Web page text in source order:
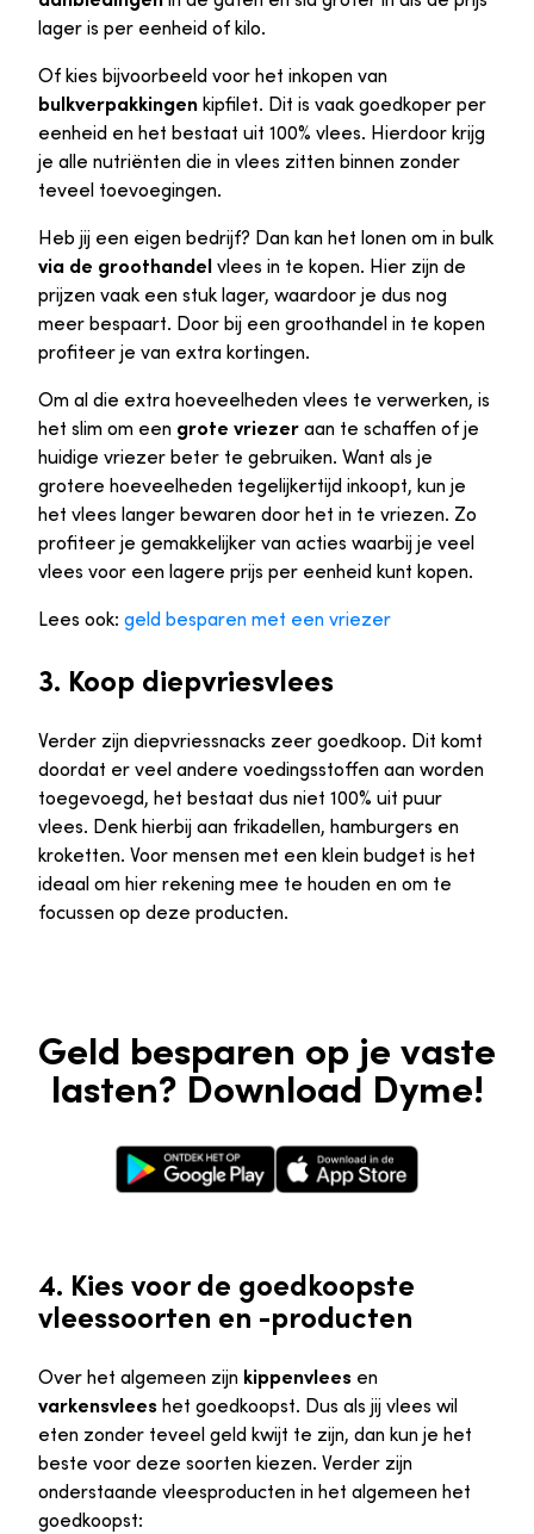
lager is per eenheid of kilo.
Of kies bijvoorbeeld voor het inkopen van
bulkverpakkingen kipfilet. Dit is vaak goedkoper per
eenheid en het bestaat uit 100% vlees. Hierdoor krijg
je alle nutriënten die in vlees zitten binnen zonder
teveel toevoegingen.
Heb jij een eigen bedrijf? Dan kan het lonen om in bulk
via de groothandel vlees in te kopen. Hier zijn de
prijzen vaak een stuk lager, waardoor je dus nog
meer bespaart. Door bij een groothandel in te kopen
profiteer je van extra kortingen.
Om al die extra hoeveelheden vlees te verwerken, is
het slim om een grote vriezer aan te schaffen of je
huidige vriezer beter te gebruiken. Want als je
grotere hoeveelheden tegelijkertijd inkoopt, kun je
het vlees langer bewaren door het in te vriezen. Zo
profiteer je gemakkelijker van acties waarbij je veel
vlees voor een lagere prijs per eenheid kunt kopen.
Lees ook: geld besparen met een vriezer
3. Koop diepvriesvlees
Verder zijn diepvriessnacks zeer goedkoop. Dit komt
doordat er veel andere voedingsstoffen aan worden
toegevoegd, het bestaat dus niet 100% uit puur
vlees. Denk hierbij aan frikadellen, hamburgers en
kroketten. Voor mensen met een klein budget is het
ideaal om hier rekening mee te houden en om te
focussen op deze producten.
Geld besparen op je vaste
lasten? Download Dyme!
Google Play StoreApple App Store
4. Kies voor de goedkoopste
vleessoorten en -producten
Over het algemeen zijn kippenvlees en
varkensvlees het goedkoopst. Dus als jij vlees wil
eten zonder teveel geld kwijt te zijn, dan kun je het
beste voor deze soorten kiezen. Verder zijn
onderstaande vleesproducten in het algemeen het
goedkoopst: